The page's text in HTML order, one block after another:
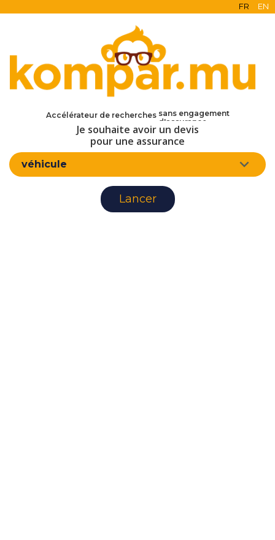
FR EN
Accélérateur de recherches
en ligne
d'assurance
Je souhaite avoir un devis
pour une assurance
véhicule
Lancer